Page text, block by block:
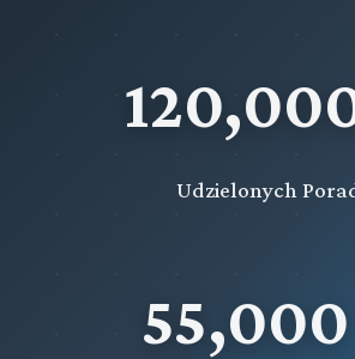
Udzielonych
55,000